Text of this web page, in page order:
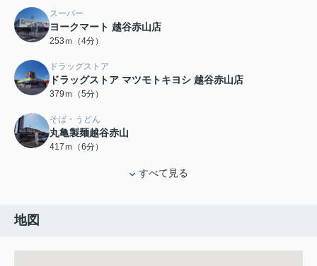
スーパー
ヨークマート 越谷赤山店
253ｍ（4分）
ドラッグストア
ドラッグストア マツモトキヨシ 越谷赤山店
379ｍ（5分）
そば・うどん
丸亀製麺越谷赤山
417ｍ（6分）
すべて見る
地図